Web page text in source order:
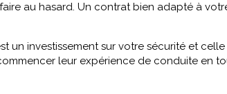
au hasard. Un contrat bien adapté à
un investissement sur votre sécurité et
leur expérience de conduite en